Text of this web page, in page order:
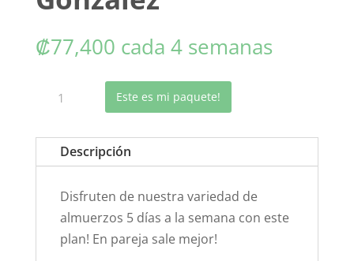
₡77,400 cada 4 semanas
Plan
González
cantidad
Este es mi paquete!
Descripción
Disfruten de nuestra variedad de
almuerzos 5 días a la semana con este
plan! En pareja sale mejor!